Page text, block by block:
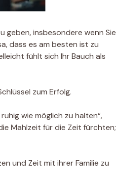
geben, insbesondere wenn Sie
dass es am besten ist zu
fühlt sich Ihr Bauch als
zum Erfolg.
wie möglich zu halten“,
Mahlzeit für die Zeit fürchten;
und Zeit mit ihrer Familie zu